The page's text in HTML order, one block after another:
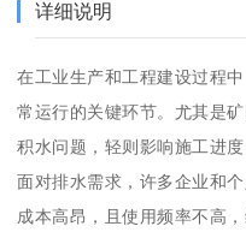
详细说明
在工业生产和工程建设过程
常运行的关键环节。尤其是
积水问题，轻则影响施工进
面对排水需求，许多企业和
成本高昂，且使用频率不高